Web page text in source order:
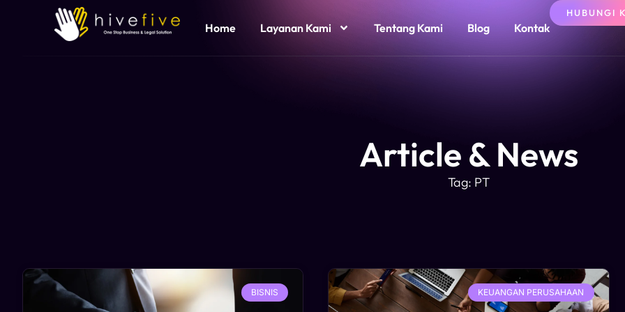
Home Layanan Kami Tentang Kami Blog Kontak
HUBUNGI
Article & News
Tag: PT
BISNIS KEUANGAN PERUSAHAAN